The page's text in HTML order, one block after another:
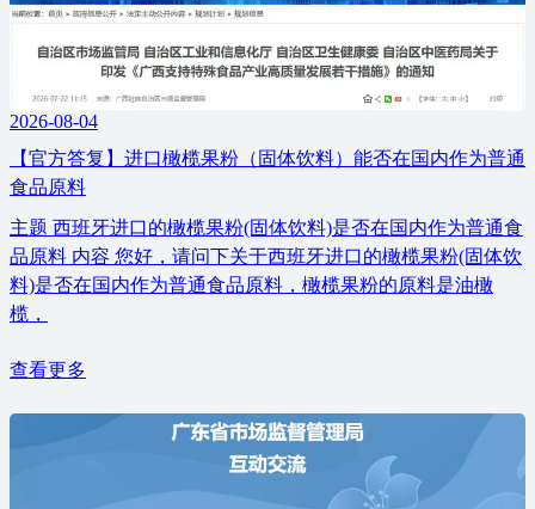
2026-08-04
【官方答复】进口橄榄果粉（固体饮料）能否在国内作为普通
食品原料
主题 西班牙进口的橄榄果粉(固体饮料)是否在国内作为普通食
品原料 内容 您好，请问下关于西班牙进口的橄榄果粉(固体饮
料)是否在国内作为普通食品原料，橄榄果粉的原料是油橄
榄，
查看更多